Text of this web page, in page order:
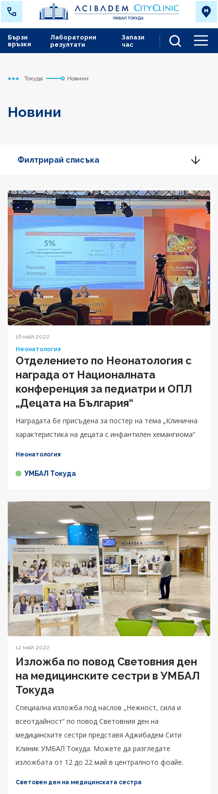
Лабораторни
резултати
Запази
час
Бързи
връзки
Начало
Токуда Новини
Новини
Филтрирай списъка
16 май 2022
Неонатология
Отделението по Неонатология с
награда от Националната
конференция за педиатри и ОПЛ
„Децата на България“
Наградата бе присъдена за постер на тема „Клинична
характеристика на децата с инфантилен хемангиома“
Неонатология
УМБАЛ Токуда
12 май 2022
Изложба по повод Световния ден
на медицинските сестри в УМБАЛ
Токуда
Специална изложба под наслов „Нежност, сила и
всеотдайност“ по повод Световния ден на
медицинските сестри представя Аджибадем Сити
Клиник УМБАЛ Токуда. Можете да разгледате
изложбата от 12 до 22 май в централното фоайе.
Световен ден на медицинската сестра